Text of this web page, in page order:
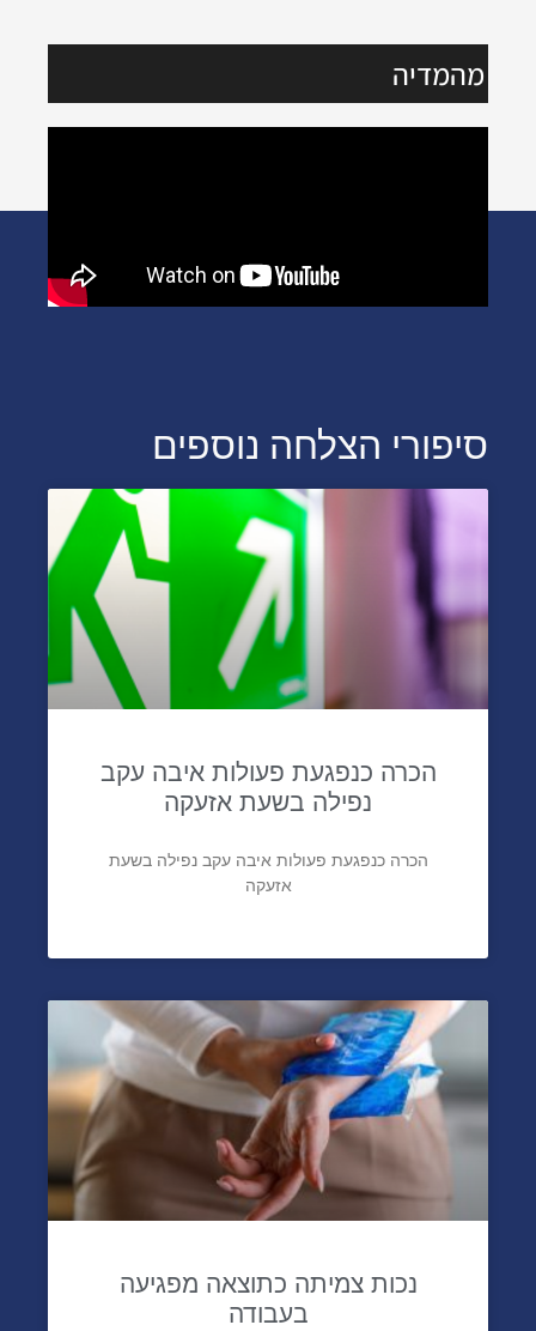
מהמדיה
סיפורי הצלחה נוספים
הכרה כנפגעת פעולות איבה עקב
נפילה בשעת אזעקה
הכרה כנפגעת פעולות איבה עקב נפילה בשעת
אזעקה
נכות צמיתה כתוצאה מפגיעה
בעבודה